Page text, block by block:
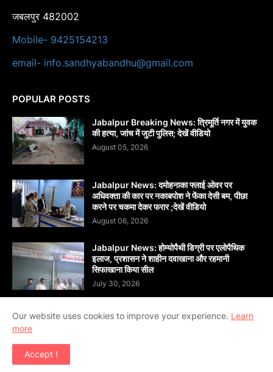
जबलपुर 482002
Mobile- 9425154213
email- info.sandhyabandhu@gmail.com
POPULAR POSTS
Jabalpur Breaking News: त्रिमूर्ति नगर में युवक
की हत्या, जांच में जुटी पुलिस; देखें वीडियो
August 05, 2026
Jabalpur News: दमोहनाका फ्लाई ओवर पर
अधिवक्ता की कार पर नकाबपोश ने फेंका देसी बम, पीछा
करने पर चकमा देकर फरार ;देखें वीडियो
August 06, 2026
Jabalpur News: होम्योपैथी डिग्री पर एलोपैथिक
इलाज, प्रशासन ने शाहीन दवाखाना और रहमानी
सिफाखाना किया सील
July 30, 2026
Copyright ©
Our website uses cookies to improve your experience. Learn
more
Accept !